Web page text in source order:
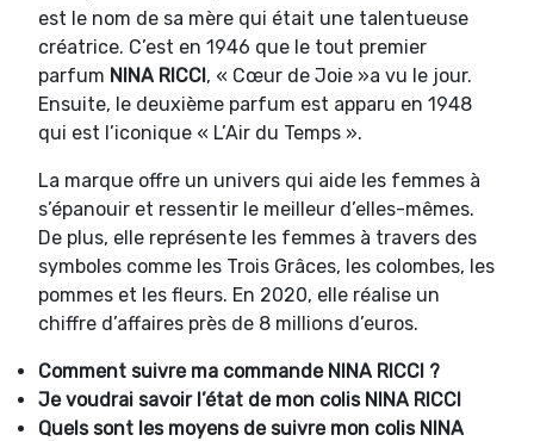
est le nom de sa mère qui était une talentueuse
créatrice. C’est en 1946 que le tout premier
parfum NINA RICCI, « Cœur de Joie »a vu le jour.
Ensuite, le deuxième parfum est apparu en 1948
qui est l’iconique « L’Air du Temps ».
La marque offre un univers qui aide les femmes à
s’épanouir et ressentir le meilleur d’elles-mêmes.
De plus, elle représente les femmes à travers des
symboles comme les Trois Grâces, les colombes, les
pommes et les fleurs. En 2020, elle réalise un
chiffre d’affaires près de 8 millions d’euros.
Comment suivre ma commande NINA RICCI ?
Je voudrai savoir l’état de mon colis NINA RICCI
Quels sont les moyens de suivre mon colis NINA